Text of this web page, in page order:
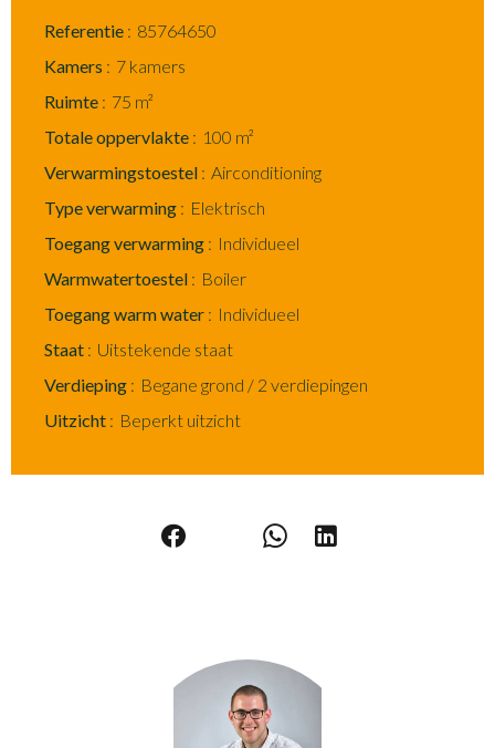
Referentie
85764650
Kamers
7 kamers
Ruimte
75 m²
Totale oppervlakte
100 m²
Verwarmingstoestel
Airconditioning
Type verwarming
Elektrisch
Toegang verwarming
Individueel
Warmwatertoestel
Boiler
Toegang warm water
Individueel
Staat
Uitstekende staat
Verdieping
Begane grond / 2 verdiepingen
Uitzicht
Beperkt uitzicht